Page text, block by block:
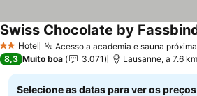
2 Estrelas
Hotel Acesso a academia e sauna
Swiss Chocolate by
8,3 Muito boa 3.071 Lausanne, a 7.6
Selecione as datas para ver os preços